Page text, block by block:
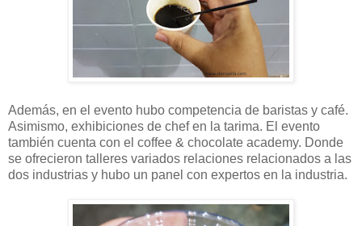
Además, en el evento hubo competencia de baristas y café.
Asimismo, exhibiciones de chef en la tarima. El evento
también cuenta con el coffee & chocolate academy. Donde
se ofrecieron talleres variados relaciones relacionados a las
dos industrias y hubo un panel con expertos en la industria.